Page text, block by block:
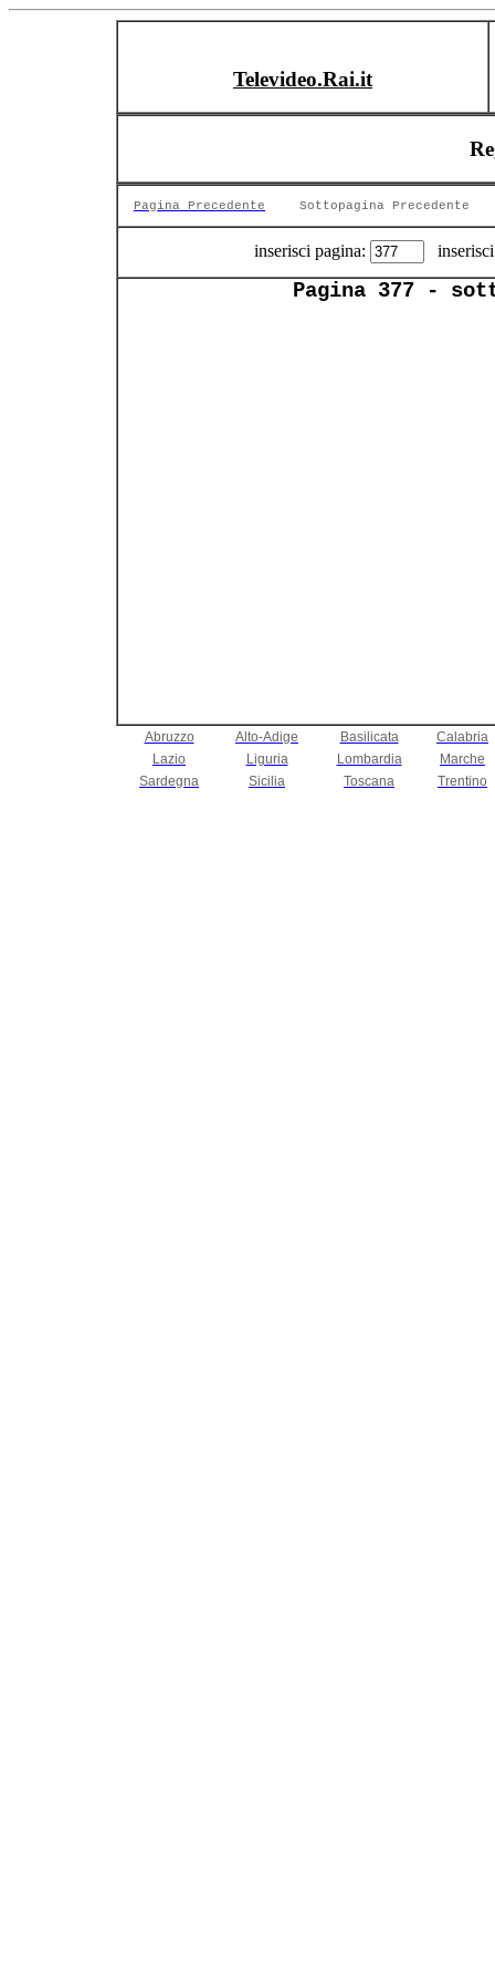
Televideo.Rai.it
Pagina Precedente Sottopagina Precedente
inserisci pagina:
Pagina 377 -
Abruzzo Alto-Adige Basilicata
Calabria
Lazio
Liguria Lombardia
Marche
Sardegna
Sicilia Toscana Trentino